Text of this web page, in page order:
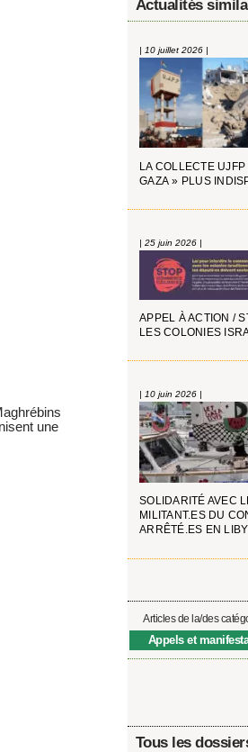
une
Actualités
| 10 juillet 2026 |
LA COLLECTE
GAZA » PLUS
| 25 juin 2026 |
APPEL À ACTION /
LES COLONIES
| 10 juin 2026 |
SOLIDARITÉ AVEC
MILITANT.ES DU
ARRÊTÉ.ES EN
Articles de la/des
Appels et
Tous les